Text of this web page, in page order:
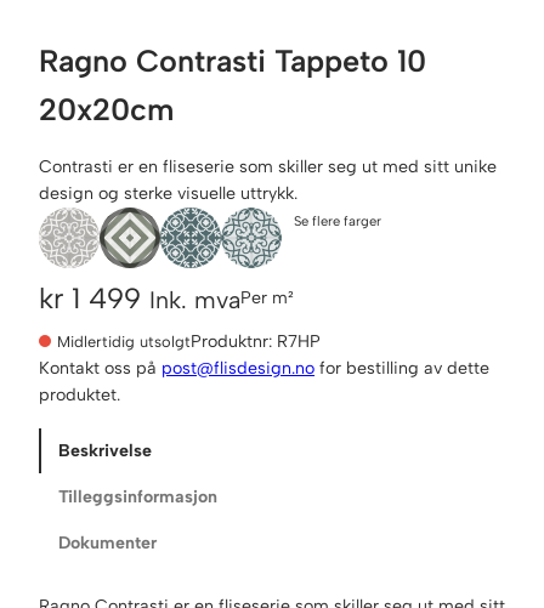
Ragno Contrasti Tappeto 10
20x20cm
Contrasti er en fliseserie som skiller seg ut med sitt unike
design og sterke visuelle uttrykk.
Se flere farger
kr 1 499 Ink. mvaPer m²
Midlertidig utsolgtProduktnr: R7HP
Kontakt oss på post@flisdesign.no for bestilling av dette
produktet.
Beskrivelse
Tilleggsinformasjon
Dokumenter